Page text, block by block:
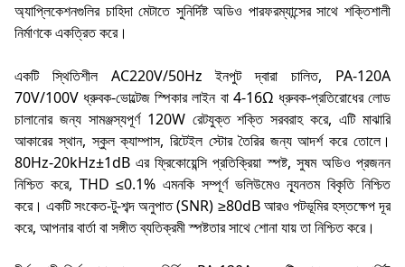
অ্যাপ্লিকেশনগুলির চাহিদা মেটাতে সুনির্দিষ্ট অডিও পারফরম্যান্সের সাথে শক্তিশালী
নির্মাণকে একত্রিত করে।
একটি স্থিতিশীল AC220V/50Hz ইনপুট দ্বারা চালিত, PA-120A
70V/100V ধ্রুবক-ভোল্টেজ স্পিকার লাইন বা 4-16Ω ধ্রুবক-প্রতিরোধের লোড
চালানোর জন্য সামঞ্জস্যপূর্ণ 120W রেটযুক্ত শক্তি সরবরাহ করে, এটি মাঝারি
আকারের স্থান, স্কুল ক্যাম্পাস, রিটেইল স্টোর তৈরির জন্য আদর্শ করে তোলে।
80Hz-20kHz±1dB এর ফ্রিকোয়েন্সি প্রতিক্রিয়া স্পষ্ট, সুষম অডিও প্রজনন
নিশ্চিত করে, THD ≤0.1% এমনকি সম্পূর্ণ ভলিউমেও ন্যূনতম বিকৃতি নিশ্চিত
করে। একটি সংকেত-টু-শব্দ অনুপাত (SNR) ≥80dB আরও পটভূমির হস্তক্ষেপ দূর
করে, আপনার বার্তা বা সঙ্গীত ব্যতিক্রমী স্পষ্টতার সাথে শোনা যায় তা নিশ্চিত করে।